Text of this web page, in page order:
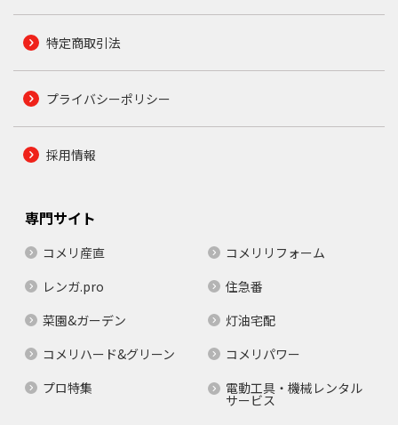
特定商取引法
プライバシーポリシー
採用情報
専門サイト
コメリ産直
コメリリフォーム
レンガ.pro
住急番
菜園&ガーデン
灯油宅配
コメリハード&グリーン
コメリパワー
プロ特集
電動工具・機械レンタル
サービス